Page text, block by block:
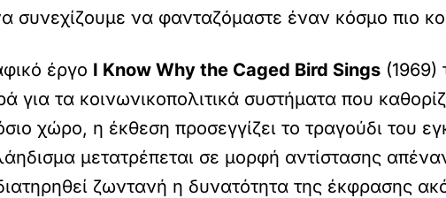
συνεχίζουμε να φανταζόμαστε έναν κόσμο πιο
έργο I Know Why the Caged Bird Sings (1969)
για τα κοινωνικοπολιτικά συστήματα που
χώρο, η έκθεση προσεγγίζει το τραγούδι του
μετατρέπεται σε μορφή αντίστασης
ζωντανή η δυνατότητα της έκφρασης